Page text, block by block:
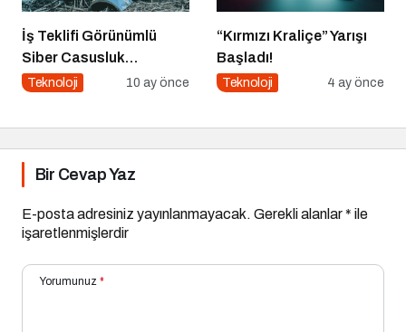
İş Teklifi Görünümlü
Siber Casusluk
Operasyonu
Teknoloji 10 ay önce
“Kırmızı Kraliçe” Yarışı
Başladı!
Teknoloji 4 ay önce
Bir Cevap Yaz
E-posta adresiniz yayınlanmayacak. Gerekli alanlar* ile
işaretlenmişlerdir
Yorumunuz *